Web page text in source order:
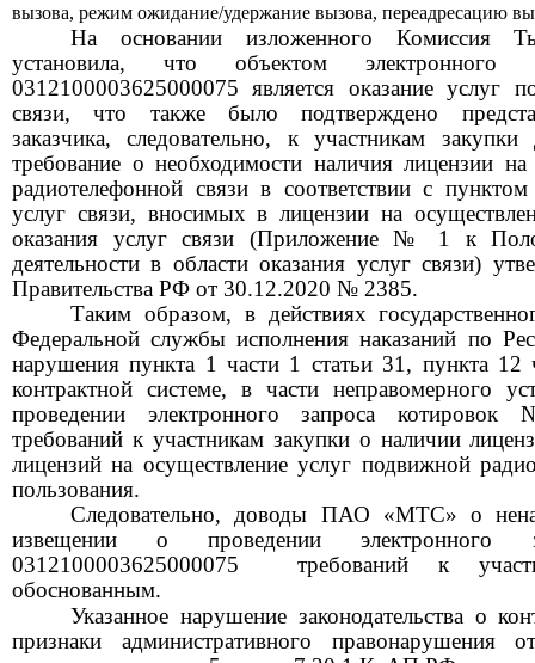
вызова, режим ожидание/удержание вызова, переадресацию
На основании изложенного Комиссия
установила, что объектом э
0312100003625000075 является оказание услуг
связи, что также было подтверждено
заказчика, следовательно, к участникам
требование о необходимости наличия лицензии
радиотелефонной связи в соответствии с
услуг связи, вносимых в лицензии на
оказания услуг связи (Приложение № 1 к
деятельности в области оказания услуг связи)
Правительства РФ от 30.12.2020 № 2385.
Таким образом, в действиях
Федеральной службы исполнения наказаний по
нарушенияпункта 1 части 1 статьи 31 , пункта 12
контрактной системе, в части неправомерного
проведении электронного запроса
требований к участникам закупки о наличии
лицензий на осуществление услуг подвижной
пользования.
Следовательно, доводы ПАО «МТС» о
извещении о проведении
0312100003625000075
требований к
обоснованным.
Указанное нарушениезаконодательства о
признаки административного правонарушения